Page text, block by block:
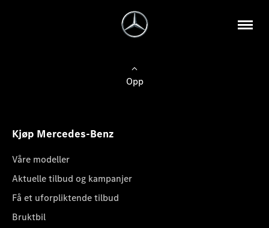
Opp
Kjøp Mercedes-Benz
Våre modeller
Aktuelle tilbud og kampanjer
Få et uforpliktende tilbud
Bruktbil